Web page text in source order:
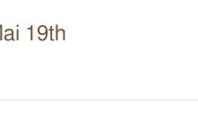
19th